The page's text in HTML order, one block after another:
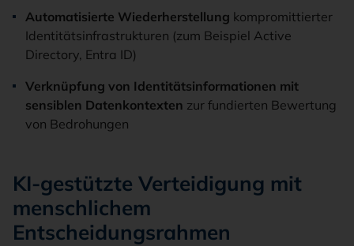
Automatisierte Wiederherstellung kompromittierter
Identitätsinfrastrukturen (zum Beispiel Active
Directory, Entra ID)
Verknüpfung von Identitätsinformationen mit
sensiblen Datenkontexten zur fundierten Bewertung
von Bedrohungen
KI-gestützte Verteidigung mit
menschlichem
Entscheidungsrahmen